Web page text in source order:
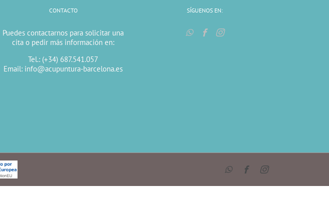
CONTACTO
Puedes contactarnos para solicitar una
cita o pedir más información en:
Tel.: (+34) 687.541.057
Email: info@acupuntura-barcelona.es
SÍGUENOS EN: